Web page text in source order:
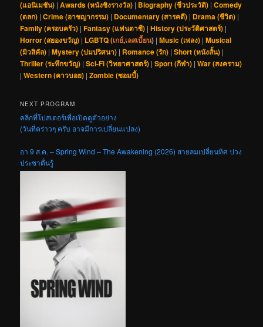
(แอนิเมชัน) |Awards (หนังชิงรางวัล) | Biography (ชีวประวัติ) |Comedy
(ตลก) |Crime (อาชญากรรม) | Documentary (สารคดี) | Drama (ชีวิต) |
Family (ครอบครัว) |Fantasy (แฟนตาซี) |History (ประวัติศาสตร์) |
Horror (สยองขวัญ) | LGBTQ (เกย์,เลสเบี้ยน) |Music (เพลง) |Musical
(มิวสิคัล) |Mystery (ปมปริศนา) | Romance (รัก) |Short (หนังสั้น) |
Thriller (ระทึกขวัญ) |Sci-Fi (วิทยาศาสตร์) |Sport (กีฬา) |War (สงคราม)
|Western (คาวบอย) |Zombie (ซอมบี้)
NEXT PROGRAM
คลิกที่โปสเตอร์เพื่อเปิดดูตัวอย่าง
(วันที่คร่าวๆ ครับ อาจมีการเปลี่ยนแปลง)
อา 9 ส.ค. – Spring Wind – The Awakening (2026) สายลมเปลี่ยนทิศ ปวง
ประชาตื่นรู้